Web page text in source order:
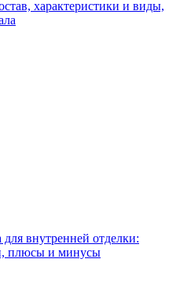
характеристики и виды,
внутренней отделки:
плюсы и минусы